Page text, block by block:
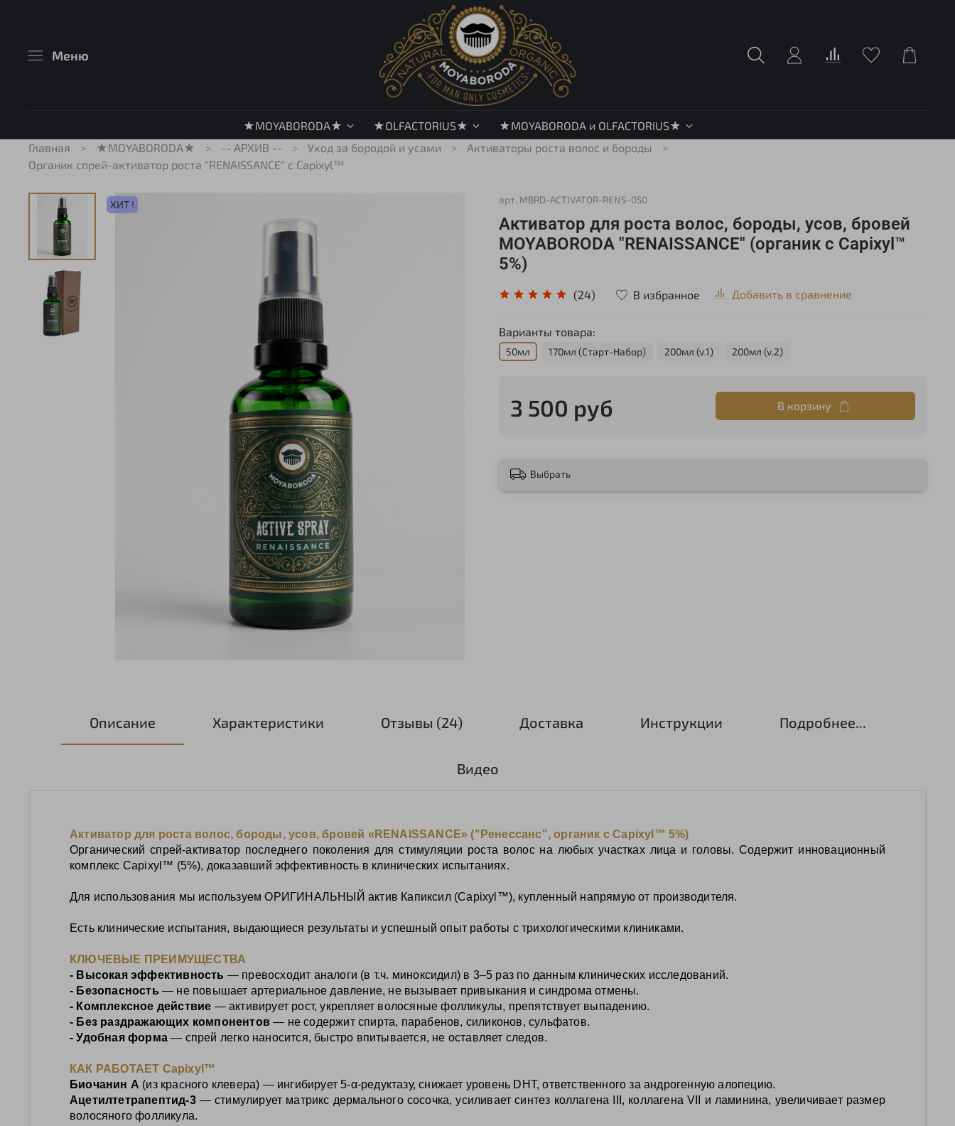
Меню
★MOYABORODA★ ★OLFACTORIUS★
★MOYABORODA и OLFACTORIUS★
Главная
★MOYABORODA★ -- АРХИВ -- Уход за бородой и усами
Активаторы роста волос и бороды
Органик спрей-активатор роста "RENAISSANCE" с Capixyl™
ХИТ ! арт. MBRD-ACTIVATOR-RENS-050
Активатор для роста волос, бороды, усов, бровей
MOYABORODA "RENAISSANCE" (органик с Capixyl™
5%)
(24) В избранное Добавить в сравнение
Варианты товара:
50мл 170мл (Старт-Набор) 200мл (v.1) 200мл (v.2)
3 500 руб В корзину
Выбрать
Описание Характеристики Отзывы (24) Доставка Инструкции Подробнее...
Видео
Активатор для роста волос, бороды, усов, бровей «RENAISSANCE» ("Ренессанс", органик с Capixyl™ 5%)
Органический спрей‑активатор последнего поколения для стимуляции роста волос на любых участках лица и головы. Содержит инновационный
комплекс Capixyl™ (5%), доказавший эффективность в клинических испытаниях.
Для использования мы используем ОРИГИНАЛЬНЫЙ актив Капиксил (Capixyl™), купленный напрямую от производителя.
Есть клинические испытания, выдающиеся результаты и успешный опыт работы с трихологическими клиниками.
КЛЮЧЕВЫЕ ПРЕИМУЩЕСТВА
- Высокая эффективность — превосходит аналоги (в т.ч. миноксидил) в 3–5 раз по данным клинических исследований.
- Безопасность — не повышает артериальное давление, не вызывает привыкания и синдрома отмены.
- Комплексное действие — активирует рост, укрепляет волосяные фолликулы, препятствует выпадению.
- Без раздражающих компонентов— не содержит спирта, парабенов, силиконов, сульфатов.
- Удобная форма— спрей легко наносится, быстро впитывается, не оставляет следов.
КАК РАБОТАЕТ Capixyl™
Биочанин А (из красного клевера) — ингибирует 5‑α‑редуктазу, снижает уровень DHT, ответственного за андрогенную алопецию.
Ацетилтетрапептид‑3 — стимулирует матрикс дермального сосочка, усиливает синтез коллагена III, коллагена VII и ламинина, увеличивает размер
волосяного фолликула.